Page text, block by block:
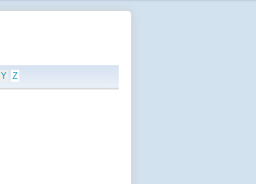
Y Z